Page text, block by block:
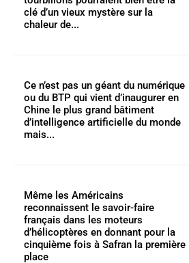
clé d’un vieux mystère sur la
chaleur de...
Ce n’est pas un géant du numérique
ou du BTP qui vient d’inaugurer en
Chine le plus grand bâtiment
d’intelligence artificielle du monde
mais...
Même les Américains
reconnaissent le savoir-faire
français dans les moteurs
d’hélicoptères en donnant pour la
cinquième fois à Safran la première
place